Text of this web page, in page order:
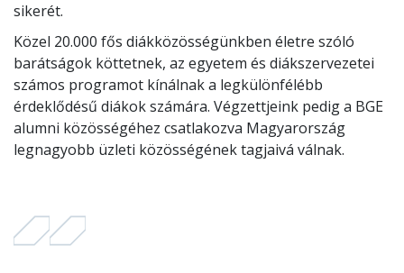
sikerét.
Közel 20.000 fős diákközösségünkben életre szóló
barátságok köttetnek, az egyetem és diákszervezetei
számos programot kínálnak a legkülönfélébb
érdeklődésű diákok számára. Végzettjeink pedig a BGE
alumni közösségéhez csatlakozva Magyarország
legnagyobb üzleti közösségének tagjaivá válnak.